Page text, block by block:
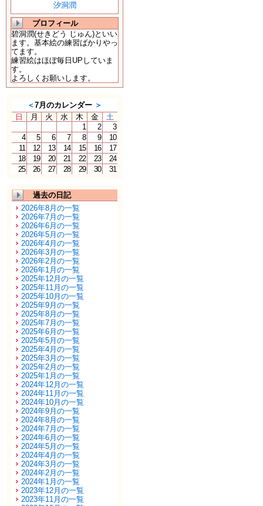
汐洞潤
プロフィール
碧洞潤(せきどう じゅん)といい
ます。基本絵の練習ばかりやっ
てます。
練習絵はほぼ毎日UPしていま
す。
よろしくお願いします。
＜7月のカレンダー ＞
日
月 火 水 木 金
土
1
2
3
4
5 6 7 8 9
10
11
12 13 14 15 16
17
18
19 20 21 22 23
24
25
26 27 28 29 30 31
過去の日記
2026年8月の一覧
2026年7月の一覧
2026年6月の一覧
2026年5月の一覧
2026年4月の一覧
2026年3月の一覧
2026年2月の一覧
2026年1月の一覧
2025年12月の一覧
2025年11月の一覧
2025年10月の一覧
2025年9月の一覧
2025年8月の一覧
2025年7月の一覧
2025年6月の一覧
2025年5月の一覧
2025年4月の一覧
2025年3月の一覧
2025年2月の一覧
2025年1月の一覧
2024年12月の一覧
2024年11月の一覧
2024年10月の一覧
2024年9月の一覧
2024年8月の一覧
2024年7月の一覧
2024年6月の一覧
2024年5月の一覧
2024年4月の一覧
2024年3月の一覧
2024年2月の一覧
2024年1月の一覧
2023年12月の一覧
2023年11月の一覧